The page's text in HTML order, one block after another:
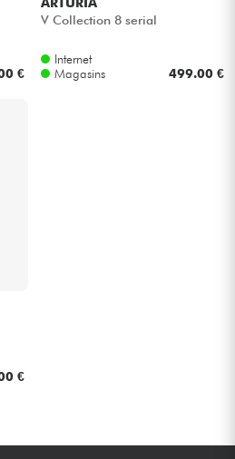
€
ARTURIA
V Collection 8 serial
Internet
Magasins
499.00 €
€